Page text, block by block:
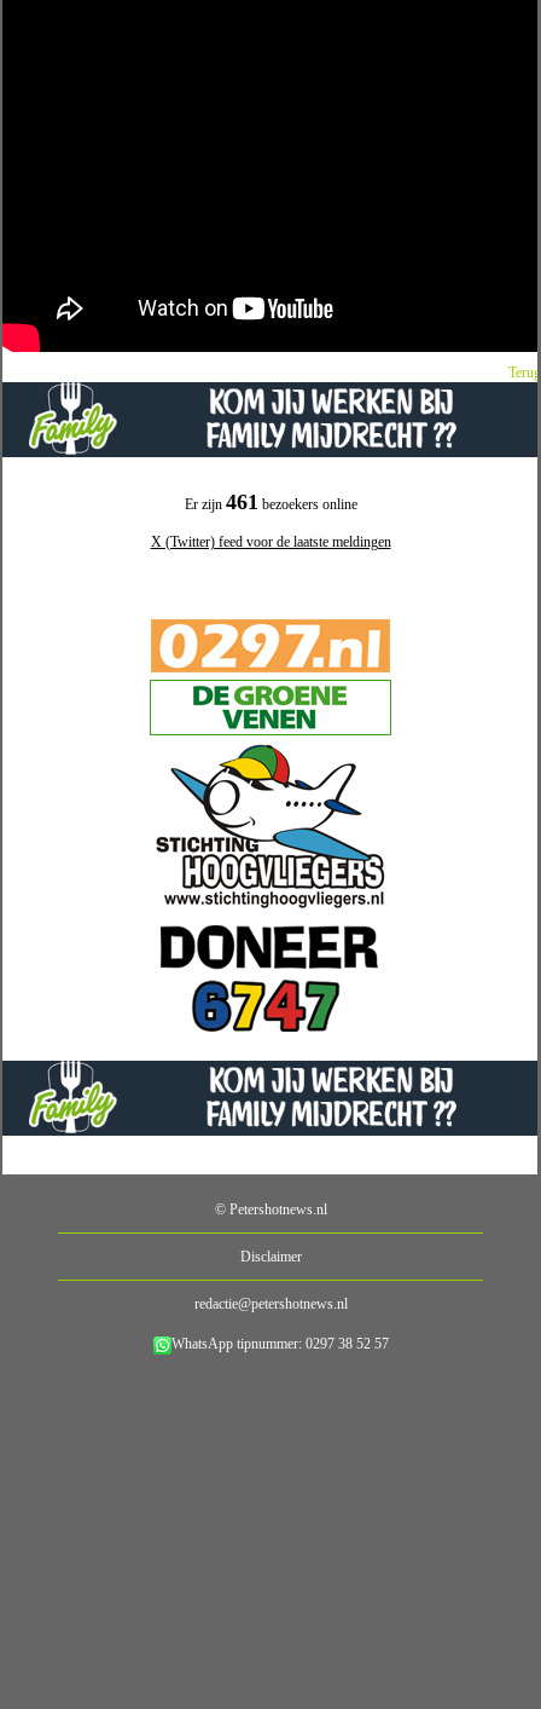
Er zijn 461 bezoekers online
X (Twitter) feed voor de laatste meldingen
Terug
© Petershotnews.nl
Disclaimer
redactie@petershotnews.nl
WhatsApp tipnummer: 0297 38 52 57